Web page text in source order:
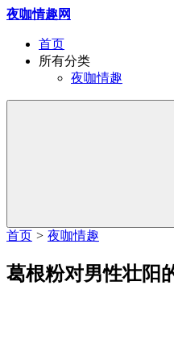
夜咖情趣网
首页
所有分类
夜咖情趣
首页 > 夜咖情趣
葛根粉对男性壮阳